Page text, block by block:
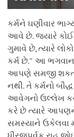
કર્મને ઘણીવાર
આવે છે. જ્યારે કોઈ
ગુમાવે છે, ત્યારે
કર્મ છે." આ
આપણે સમજી
નથી. તે કર્મનો
આવેગનો ઉલ્લેખ
કરે છે ત્યારે
સમસ્યાને ઉકેલવા